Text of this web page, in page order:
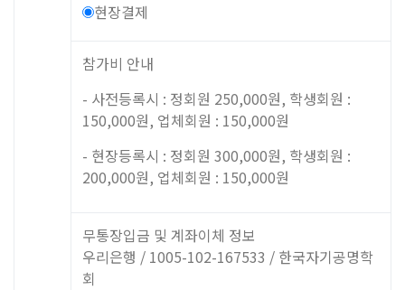
현장결제
참가비 안내
- 사전등록시 : 정회원 250,000원, 학생회원 :
150,000원, 업체회원 : 150,000원
- 현장등록시 : 정회원 300,000원, 학생회원 :
200,000원, 업체회원 : 150,000원
무통장입금 및 계좌이체 정보
우리은행 / 1005-102-167533 / 한국자기공명학
회